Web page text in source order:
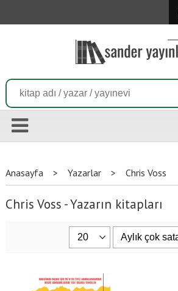
Anasayfa > Yazarlar > Chris Voss
Chris Voss - Yazarın kitapları